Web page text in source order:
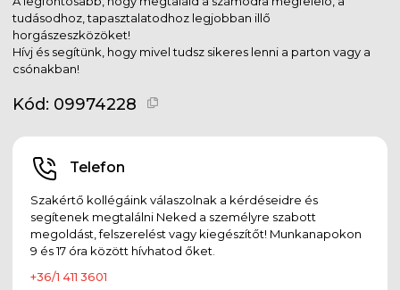
tudásodhoz, tapasztalatodhoz legjobban illő
horgászeszközöket!
Hívj és segítünk, hogy mivel tudsz sikeres lenni a parton vagy a
csónakban!
Kód: 09974228
Telefon
Szakértő kollégáink válaszolnak a kérdéseidre és
segítenek megtalálni Neked a személyre szabott
megoldást, felszerelést vagy kiegészítőt! Munkanapokon
9 és 17 óra között hívhatod őket.
+36/1 411 3601